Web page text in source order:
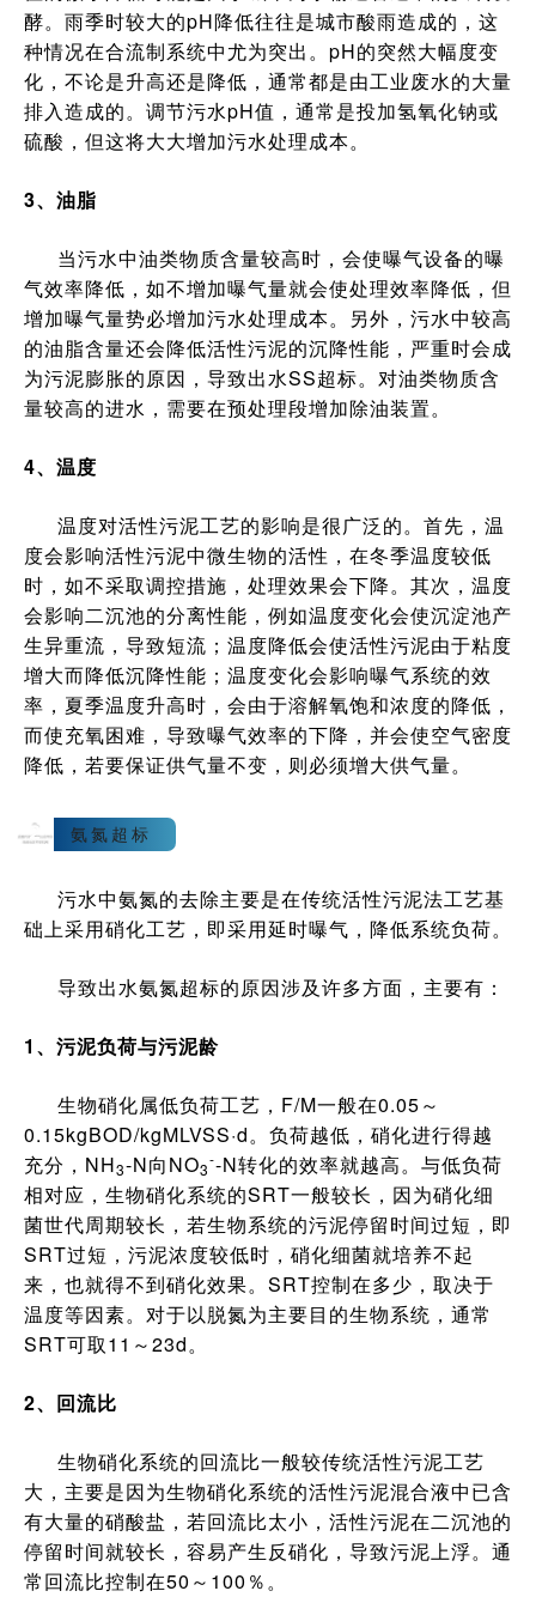
酵。雨季时较大的pH降低往往是城市酸雨造成的，这
种情况在合流制系统中尤为突出。pH的突然大幅度变
化，不论是升高还是降低，通常都是由工业废水的大量
排入造成的。调节污水pH值，通常是投加氢氧化钠或
硫酸，但这将大大增加污水处理成本。
3、油脂
当污水中油类物质含量较高时，会使曝气设备的曝
气效率降低，如不增加曝气量就会使处理效率降低，但
增加曝气量势必增加污水处理成本。另外，污水中较高
的油脂含量还会降低活性污泥的沉降性能，严重时会成
为污泥膨胀的原因，导致出水SS超标。对油类物质含
量较高的进水，需要在预处理段增加除油装置。
4、温度
温度对活性污泥工艺的影响是很广泛的。首先，温
度会影响活性污泥中微生物的活性，在冬季温度较低
时，如不采取调控措施，处理效果会下降。其次，温度
会影响二沉池的分离性能，例如温度变化会使沉淀池产
生异重流，导致短流；温度降低会使活性污泥由于粘度
增大而降低沉降性能；温度变化会影响曝气系统的效
率，夏季温度升高时，会由于溶解氧饱和浓度的降低，
而使充氧困难，导致曝气效率的下降，并会使空气密度
降低，若要保证供气量不变，则必须增大供气量。
2 氨氮超标
污水中氨氮的去除主要是在传统活性污泥法工艺基
础上采用硝化工艺，即采用延时曝气，降低系统负荷。
导致出水氨氮超标的原因涉及许多方面，主要有：
1、污泥负荷与污泥龄
生物硝化属低负荷工艺，F/M一般在0.05～
0.15kgBOD/kgMLVSS·d。负荷越低，硝化进行得越
充分，NH3-N向NO3
--N转化的效率就越高。与低负荷
相对应，生物硝化系统的SRT一般较长，因为硝化细
菌世代周期较长，若生物系统的污泥停留时间过短，即
SRT过短，污泥浓度较低时，硝化细菌就培养不起
来，也就得不到硝化效果。SRT控制在多少，取决于
温度等因素。对于以脱氮为主要目的生物系统，通常
SRT可取11～23d。
2、回流比
生物硝化系统的回流比一般较传统活性污泥工艺
大，主要是因为生物硝化系统的活性污泥混合液中已含
有大量的硝酸盐，若回流比太小，活性污泥在二沉池的
停留时间就较长，容易产生反硝化，导致污泥上浮。通
常回流比控制在50～100％。